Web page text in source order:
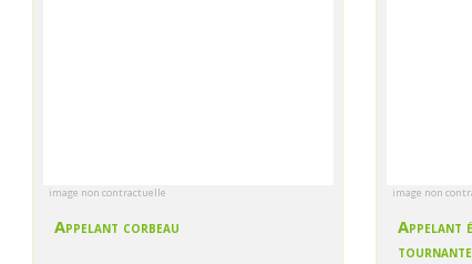
image non contractuelle
Appelant corbeau
image non
Appelant